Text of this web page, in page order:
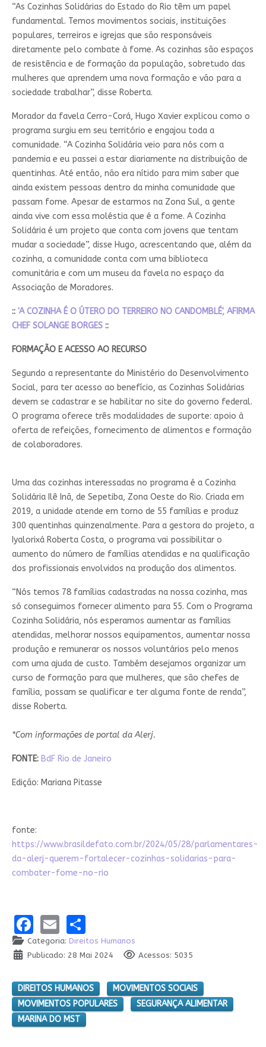
“As Cozinhas Solidárias do Estado do Rio têm um papel
fundamental. Temos movimentos sociais, instituições
populares, terreiros e igrejas que são responsáveis
diretamente pelo combate à fome. As cozinhas são espaços
de resistência e de formação da população, sobretudo das
mulheres que aprendem uma nova formação e vão para a
sociedade trabalhar”, disse Roberta.
Morador da favela Cerro-Corá, Hugo Xavier explicou como o
programa surgiu em seu território e engajou toda a
comunidade. “A Cozinha Solidária veio para nós com a
pandemia e eu passei a estar diariamente na distribuição de
quentinhas. Até então, não era nítido para mim saber que
ainda existem pessoas dentro da minha comunidade que
passam fome. Apesar de estarmos na Zona Sul, a gente
ainda vive com essa moléstia que é a fome. A Cozinha
Solidária é um projeto que conta com jovens que tentam
mudar a sociedade”, disse Hugo, acrescentando que, além da
cozinha, a comunidade conta com uma biblioteca
comunitária e com um museu da favela no espaço da
Associação de Moradores.
:: 'A COZINHA É O ÚTERO DO TERREIRO NO CANDOMBLÉ', AFIRMA
CHEF SOLANGE BORGES::
FORMAÇÃO E ACESSO AO RECURSO
Segundo a representante do Ministério do Desenvolvimento
Social, para ter acesso ao benefício, as Cozinhas Solidárias
devem se cadastrar e se habilitar no site do governo federal.
O programa oferece três modalidades de suporte: apoio à
oferta de refeições, fornecimento de alimentos e formação
de colaboradores.
Uma das cozinhas interessadas no programa é a Cozinha
Solidária Ilê Inã, de Sepetiba, Zona Oeste do Rio. Criada em
2019, a unidade atende em torno de 55 famílias e produz
300 quentinhas quinzenalmente. Para a gestora do projeto, a
Iyalorixá Roberta Costa, o programa vai possibilitar o
aumento do número de famílias atendidas e na qualificação
dos profissionais envolvidos na produção dos alimentos.
“Nós temos 78 famílias cadastradas na nossa cozinha, mas
só conseguimos fornecer alimento para 55. Com o Programa
Cozinha Solidária, nós esperamos aumentar as famílias
atendidas, melhorar nossos equipamentos, aumentar nossa
produção e remunerar os nossos voluntários pelo menos
com uma ajuda de custo. Também desejamos organizar um
curso de formação para que mulheres, que são chefes de
família, possam se qualificar e ter alguma fonte de renda”,
disse Roberta.
*Com informações de portal da Alerj.
FONTE: BdF Rio de Janeiro
Edição: Mariana Pitasse
fonte:
https://www.brasildefato.com.br/2024/05/28/parlamentares-
da-alerj-querem-fortalecer-cozinhas-solidarias-para-
combater-fome-no-rio
Facebook
EmailShare
Categoria: Direitos Humanos
Publicado: 28 Mai 2024
Acessos: 5035
DIREITOS HUMANOS
MOVIMENTOS SOCIAIS
MOVIMENTOS POPULARES
SEGURANÇA ALIMENTAR
MARINA DO MST